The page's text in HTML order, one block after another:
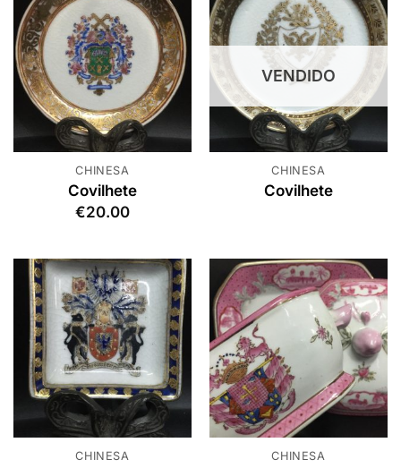
CHINESA
Covilhete
€20.00
VENDIDO
CHINESA
Covilhete
CHINESA CHINESA